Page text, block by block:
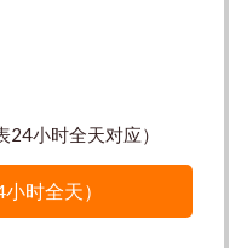
24小时全天对应）
时全天）